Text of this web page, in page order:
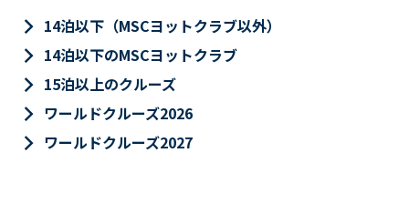
keyboard_arrow_right 14泊以下（MSCヨットクラブ以外）
keyboard_arrow_right 14泊以下のMSCヨットクラブ
keyboard_arrow_right 15泊以上のクルーズ
keyboard_arrow_right ワールドクルーズ2026
keyboard_arrow_right ワールドクルーズ2027